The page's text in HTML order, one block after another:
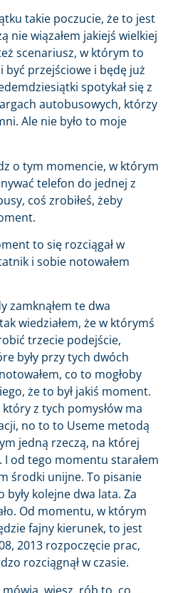
takie poczucie, że to jest
nie wiązałem jakiejś wielkiej
scenariusz, w którym to
być przejściowe i będę już
spotykał się z
autobusowych, którzy
Ale nie było to moje
o tym momencie, w którym
telefon do jednej z
coś zrobiłeś, żeby
to się rozciągał w
i sobie notowałem
zamknąłem te dwa
wiedziałem, że w którymś
trzecie podejście,
były przy tych dwóch
co to mogłoby
że to był jakiś moment.
który z tych pomysłów ma
no to to Useme metodą
jedną rzeczą, na której
I od tego momentu starałem
środki unijne. To pisanie
kolejne dwa lata. Za
Od momentu, w którym
fajny kierunek, to jest
2013 rozpoczęcie prac,
rozciągnął w czasie.